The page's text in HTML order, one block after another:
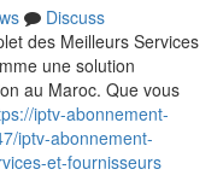
Discuss
des Meilleurs Services
une solution
au Maroc. Que vous
iptv-abonnement-
iptv-abonnement-
et-fournisseurs